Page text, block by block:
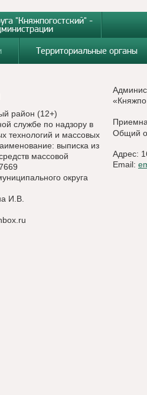
"Княжпогостский" -
Территориальные органы
район (12+)
службе по надзору в
технологий и массовых
выписка из
массовой
округа
И.В.
Общий
Адрес:
Email: